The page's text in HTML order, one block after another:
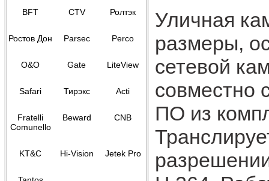
BFT CTV Ролтэк
Ростов Дон Parsec Perco
O&O Gate LiteView
Safari Тирэкс Acti
Fratelli
Comunello
Beward CNB
KT&C Hi-Vision Jetek Pro
Уличная
размеры,
сетевой
совместно
ПО из